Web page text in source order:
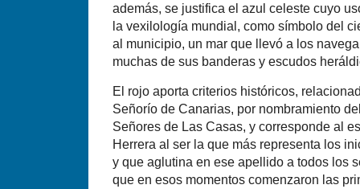
además, se justifica el azul celeste cuyo
la vexilología mundial, como símbolo del
al municipio, un mar que llevó a los
muchas de sus banderas y escudos
El rojo aporta criterios históricos,
Señorío de Canarias, por nombramiento
Señores de Las Casas, y corresponde al
Herrera al ser la que más representa los
y que aglutina en ese apellido a todos los
que en esos momentos comenzaron las